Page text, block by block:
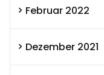
Februar 2022
Dezember 2021